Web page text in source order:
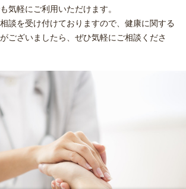
気軽にご利用いただけます。
談を受け付けておりますので、健康に関する
ございましたら、ぜひ気軽にご相談くださ